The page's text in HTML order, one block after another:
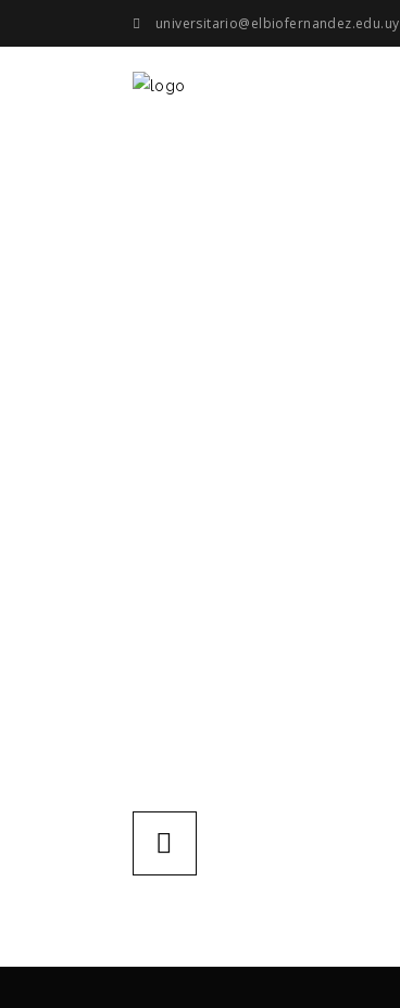
universitario@elbiofernandez.edu.uy